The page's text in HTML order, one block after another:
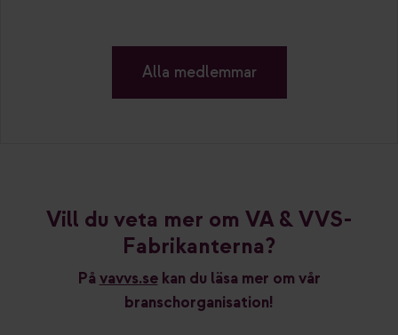
Alla medlemmar
Vill du veta mer om VA & VVS-
Fabrikanterna?
På vavvs.sekan du läsa mer om vår
branschorganisation!